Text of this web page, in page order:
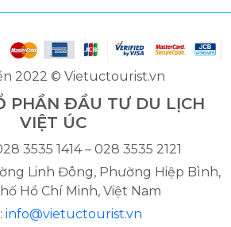
2022 © Vietuctourist.vn
PHẦN ĐẦU TƯ DU LỊCH
VIỆT ÚC
3535 1414 – 028 3535 2121
Linh Đông, Phường Hiệp Bình,
Hồ Chí Minh, Việt Nam
info@vietuctourist.vn